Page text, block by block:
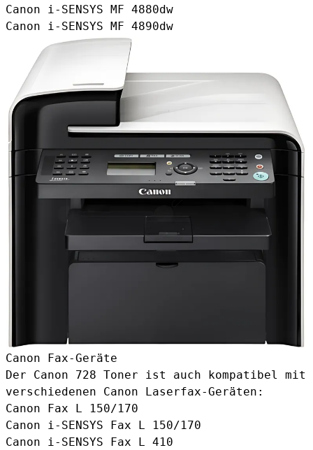
Canon i-SENSYS MF 4880dw
Canon i-SENSYS MF 4890dw
Canon Fax-Geräte
Der Canon 728 Toner ist auch kompatibel mit
verschiedenen Canon Laserfax-Geräten:
Canon Fax L 150/170
Canon i-SENSYS Fax L 150/170
Canon i-SENSYS Fax L 410